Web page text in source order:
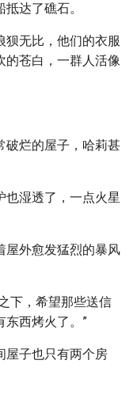
达了礁石。
狈无比，他们的衣服
的苍白，一群人活像
破烂的屋子，哈莉甚
也湿透了，一点火星
屋外愈发猛烈的暴风
下，希望那些送信
东西烤火了。”
屋子也只有两个房